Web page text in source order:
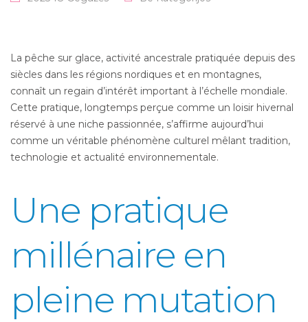
La pêche sur glace, activité ancestrale pratiquée depuis des
siècles dans les régions nordiques et en montagnes,
connaît un regain d’intérêt important à l’échelle mondiale.
Cette pratique, longtemps perçue comme un loisir hivernal
réservé à une niche passionnée, s’affirme aujourd’hui
comme un véritable phénomène culturel mêlant tradition,
technologie et actualité environnementale.
Une pratique
millénaire en
pleine mutation